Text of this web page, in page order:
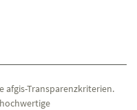
afgis-Transparenzkriterien.